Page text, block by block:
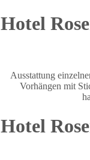
Hotel
Ausstattung
Vorhängen mit
Hotel